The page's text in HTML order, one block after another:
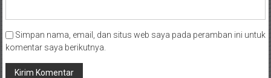
Simpan nama, email, dan situs web saya pada peramban ini untuk
komentar saya berikutnya.